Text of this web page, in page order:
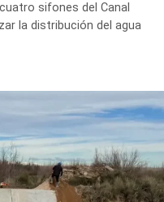
sifones del Canal
la distribución del agua